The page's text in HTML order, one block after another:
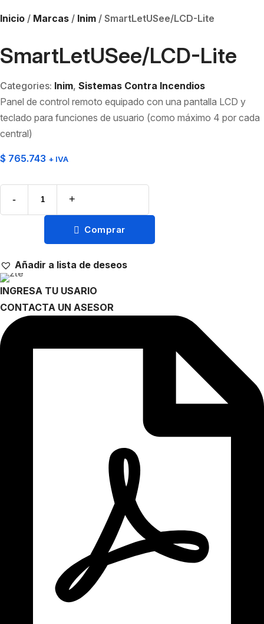
Inicio / Marcas / Inim / SmartLetUSee/LCD-Lite
SmartLetUSee/LCD-Lite
Categories: Inim, Sistemas Contra Incendios
Panel de control remoto equipado con una pantalla LCD y
teclado para funciones de usuario (como máximo 4 por cada
central)
$ 765.743 + IVA
- +
Comprar
Añadir a lista de deseos
INGRESA TU USARIO
CONTACTA UN ASESOR